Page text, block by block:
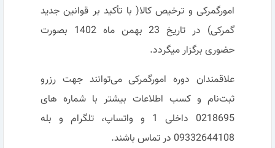
امورگمرکی و ترخیص کالا( با تأکید بر قوانین جدید
گمرکی) در تاریخ 23 بهمن ماه 1402 بصورت
حضوری برگزار میگردد.
علاقمندان دوره امورگمرکی می‌توانند جهت رزرو
ثبت‌نام و کسب اطلاعات بیشتر با شماره های
0218695 داخلی 1 و واتساپ، تلگرام و بله
09332644108 در تماس باشند.